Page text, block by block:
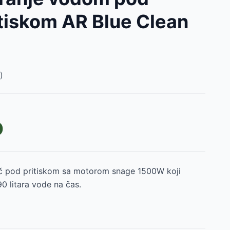
AR Blue Clean
pod pritiskom sa motorom snage 1500W koji
litara vode na čas.